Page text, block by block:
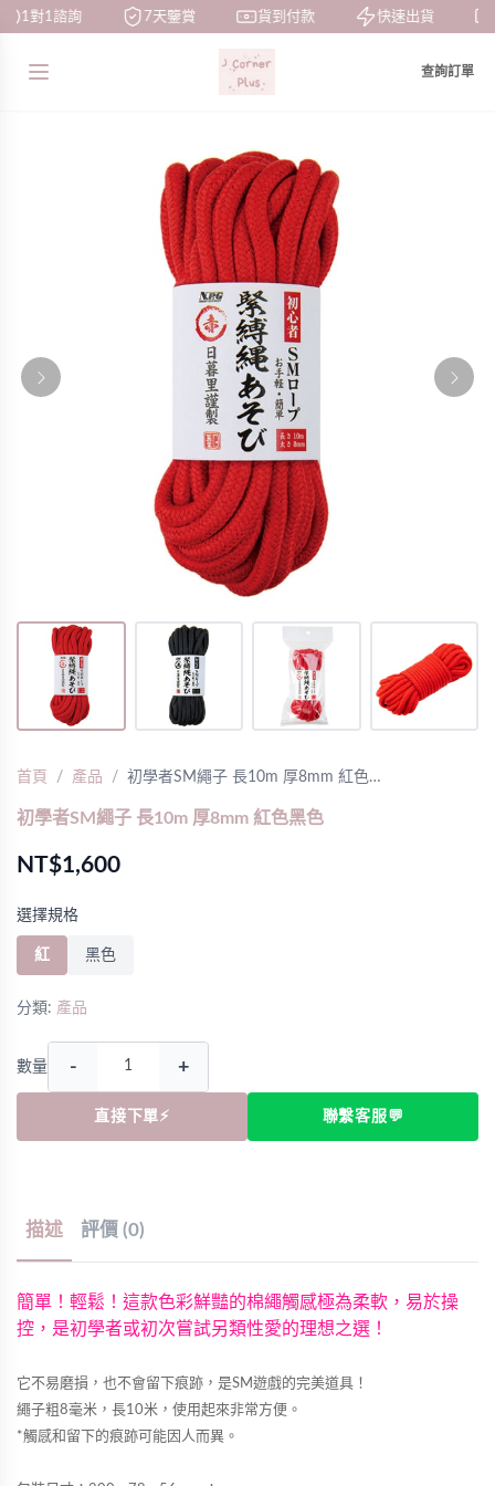
1對1諮詢 7天鑒賞 貨到付款 快速出貨
查詢訂單
首頁 產品 初學者SM繩子 長10m 厚8mm 紅色…
初學者SM繩子 長10m 厚8mm 紅色黑色
NT$1,600
選擇規格
紅 黑色
分類: 產品
數量 - +
直接下單⚡ 聯繫客服💬
描述 評價 (0)
簡單！輕鬆！這款色彩鮮豔的棉繩觸感極為柔軟，易於操
控，是初學者或初次嘗試另類性愛的理想之選！
它不易磨損，也不會留下痕跡，是SM遊戲的完美道具！
繩子粗8毫米，長10米，使用起來非常方便。
*觸感和留下的痕跡可能因人而異。